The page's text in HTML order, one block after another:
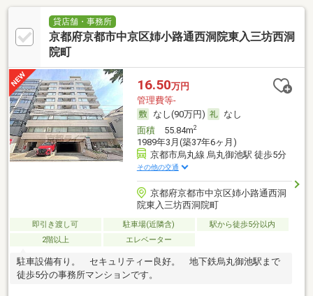
貸店舗・事務所
京都府京都市中京区姉小路通西洞院東入三坊西洞
院町
16.50万円
管理費等-
なし(90万円)
なし
面積55.84m2
1989年3月(築37年6ヶ月)
京都市烏丸線 烏丸御池駅 徒歩5分
その他の交通
京都府京都市中京区姉小路通西洞
院東入三坊西洞院町
即引き渡し可 駐車場(近隣含)
駅から徒歩5分以内
2階以上
エレベーター
駐車設備有り。 セキュリティー良好。 地下鉄烏丸御池駅まで
徒歩5分の事務所マンションです。